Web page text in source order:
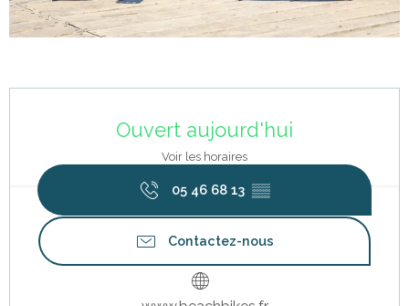
Ouvert aujourd'hui
Voir les horaires
05 46 68 13 ▒▒
Contactez-nous